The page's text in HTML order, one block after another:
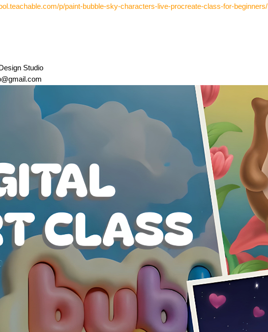
p/paint-bubble-sky-characters-live-procreate-class-for-beginners/
Studio